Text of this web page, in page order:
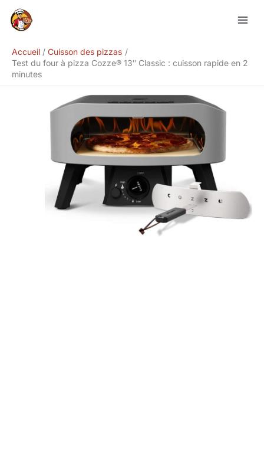
Accueil
Cuisson des pizzas
Test du four à pizza Cozze® 13″ Classic : cuisson rapide en 2
minutes
Rechercher